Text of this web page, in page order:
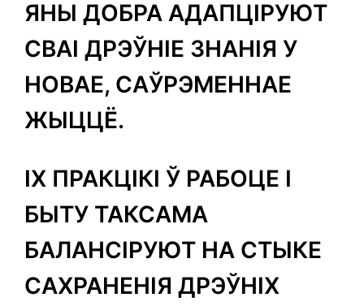
ЯНЫ ДОБРА АДАПЦІРУЮТ
СВАІ ДРЭЎНІЕ ЗНАНІЯ У
НОВАЕ, САЎРЭМЕННАЕ
ЖЫЦЦЁ.
ІХ ПРАКЦІКІ Ў РАБОЦЕ І
БЫТУ ТАКСАМА
БАЛАНСІРУЮТ НА СТЫКЕ
САХРАНЕНІЯ ДРЭЎНІХ